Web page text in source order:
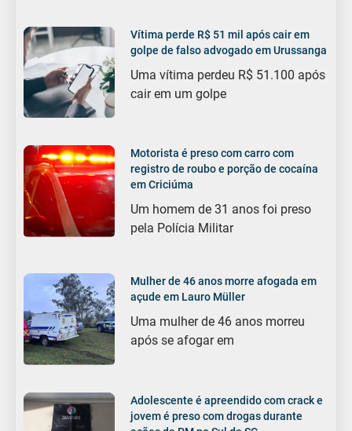
Vítima perde R$ 51 mil após cair em
golpe de falso advogado em Urussanga
Uma vítima perdeu R$ 51.100 após
cair em um golpe
Motorista é preso com carro com
registro de roubo e porção de cocaína
em Criciúma
Um homem de 31 anos foi preso
pela Polícia Militar
Mulher de 46 anos morre afogada em
açude em Lauro Müller
Uma mulher de 46 anos morreu
após se afogar em
Adolescente é apreendido com crack e
jovem é preso com drogas durante